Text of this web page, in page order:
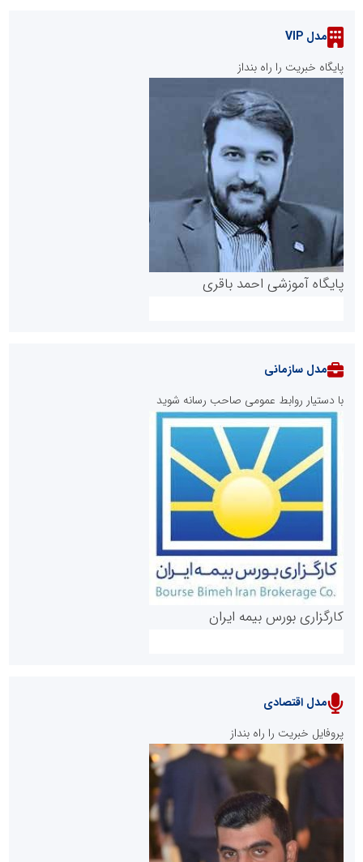
مدل VIP
پایگاه خبریت را راه بنداز
پایگاه آموزشی احمد باقری
روابط عمومی خبرگزاری گزارش خبر
پایگاه خبری نهضت ملی مسکن
مدل سازمانی
با دستیار روابط عمومی صاحب رسانه شوید
کارگزاری بورس بیمه ایران
سازمان بورس و اوراق بهادار
مرجع اخبار موثق در بازارسرمایه
مدل اقتصادی
پروفایل خبریت را راه بنداز